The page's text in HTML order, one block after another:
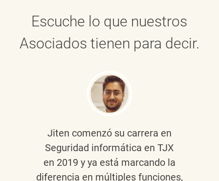
Escuche lo que nuestros
Asociados tienen para decir.
Jiten comenzó su carrera en
Seguridad informática en TJX
en 2019 y ya está marcando la
diferencia en múltiples funciones,